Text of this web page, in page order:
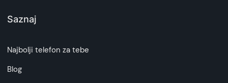
Saznaj
Najbolji telefon za tebe
Blog